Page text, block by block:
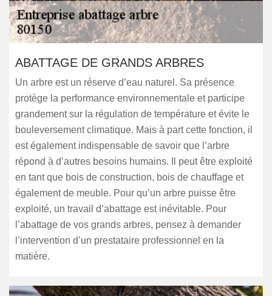
ABATTAGE DE GRANDS ARBRES
Un arbre est un réserve d’eau naturel. Sa présence
protège la performance environnementale et participe
grandement sur la régulation de température et évite le
bouleversement climatique. Mais à part cette fonction, il
est également indispensable de savoir que l’arbre
répond à d’autres besoins humains. Il peut être exploité
en tant que bois de construction, bois de chauffage et
également de meuble. Pour qu’un arbre puisse être
exploité, un travail d’abattage est inévitable. Pour
l’abattage de vos grands arbres, pensez à demander
l’intervention d’un prestataire professionnel en la
matière.